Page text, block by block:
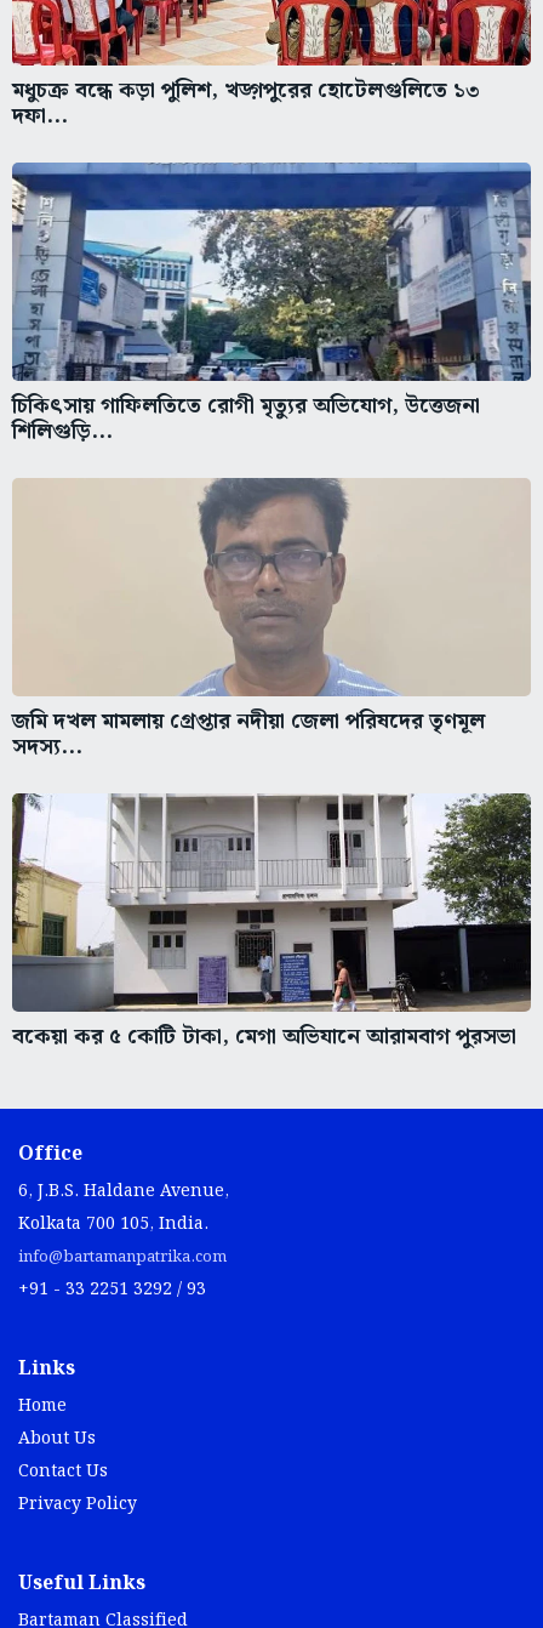
মধুচক্র বন্ধে কড়া পুলিশ, খড়্গপুরের হোটেলগুলিতে ১৩
দফা...
চিকিৎসায় গাফিলতিতে রোগী মৃত্যুর অভিযোগ, উত্তেজনা
শিলিগুড়ি...
জমি দখল মামলায় গ্রেপ্তার নদীয়া জেলা পরিষদের তৃণমূল
সদস্য...
বকেয়া কর ৫ কোটি টাকা, মেগা অভিযানে আরামবাগ পুরসভা
Office
6, J.B.S. Haldane Avenue,
Kolkata 700 105, India.
info@bartamanpatrika.com
+91 - 33 2251 3292 / 93
Links
Home
About Us
Contact Us
Privacy Policy
Useful Links
Bartaman Classified